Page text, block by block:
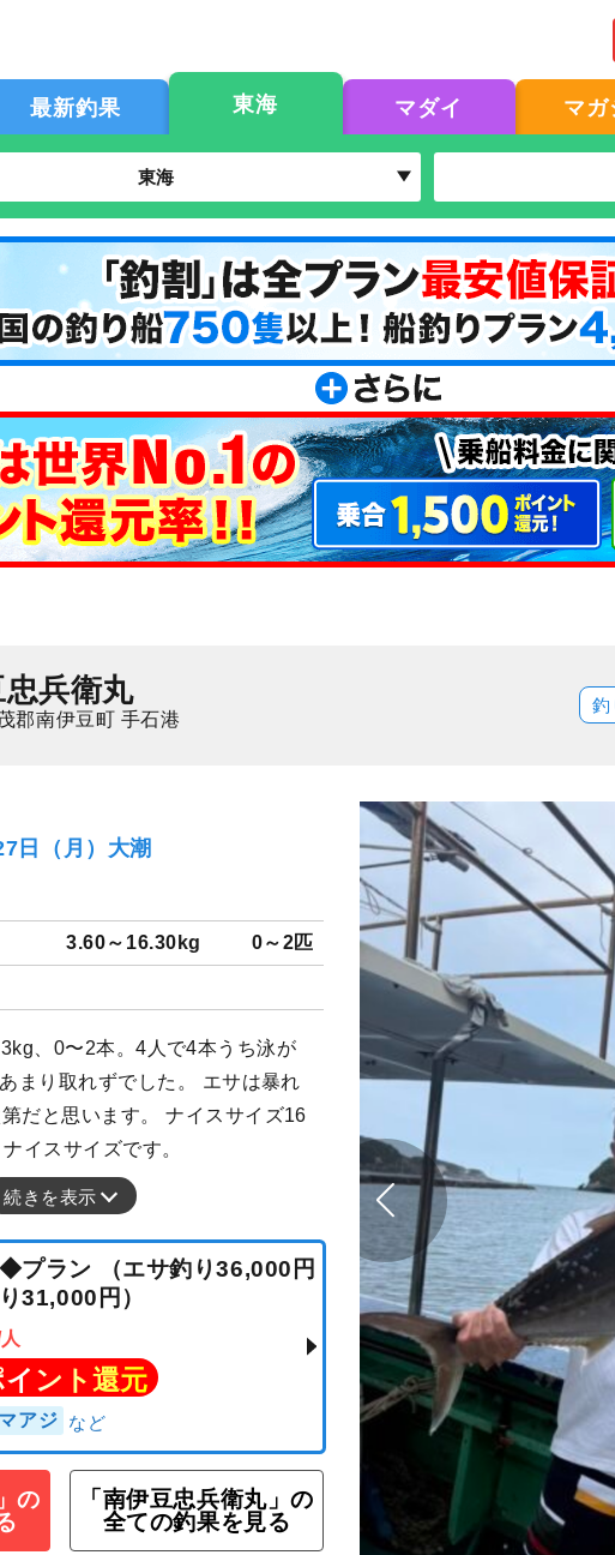
最新釣果 東海 マダイ マガ
東海
兵衛丸
郡南伊豆町 手石港
釣
日（月）大潮
3.60～16.30kg 0～2匹
、0〜2本。4人で4本うち泳が
まり取れずでした。 エサは暴れ
だと思います。 ナイスサイズ16
イスサイズです。
続きを表示
◆プラン （エサ釣り36,000円
り31,000円）
円/人
ポイント還元
シマアジ
の
「南伊豆忠兵衛丸」の
全ての釣果を見る